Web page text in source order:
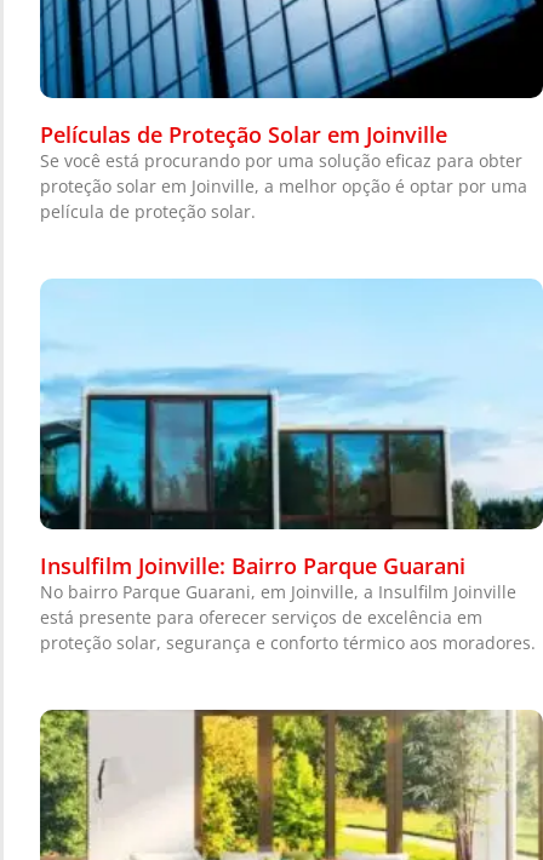
Películas de Proteção Solar em Joinville
Se você está procurando por uma solução eficaz para obter
proteção solar em Joinville, a melhor opção é optar por uma
película de proteção solar.
Insulfilm Joinville: Bairro Parque Guarani
No bairro Parque Guarani, em Joinville, a Insulfilm Joinville
está presente para oferecer serviços de excelência em
proteção solar, segurança e conforto térmico aos moradores.